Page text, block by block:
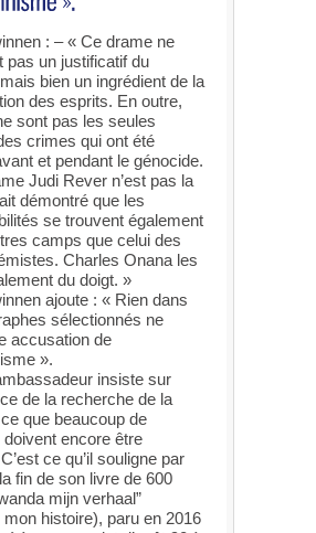
: – « Ce drame ne
pas un justificatif du
bien un ingrédient de la
des esprits. En outre,
sont pas les seules
crimes qui ont été
et pendant le génocide.
Judi Rever n’est pas la
démontré que les
se trouvent également
camps que celui des
Charles Onana les
du doigt. »
ajoute : « Rien dans
sélectionnés ne
accusation de
».
insiste sur
de la recherche de la
que beaucoup de
encore être
ce qu’il souligne par
fin de son livre de 600
mijn verhaal”
mon histoire), paru en 2016